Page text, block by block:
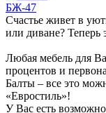
БЖ-47
Счастье живет в
или диване? Теперь
Любая мебель для
процентов и
Балты – все это
«Евростиль»!
У Вас есть